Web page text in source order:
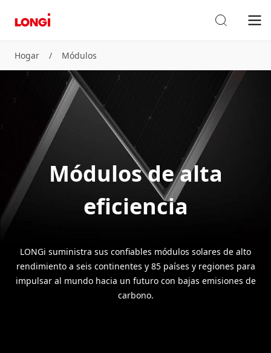
Hogar / Módulos
Módulos de alta
eficiencia
LONGi suministra sus confiables módulos solares de alto
rendimiento a seis continentes y 85 países y regiones para
impulsar al mundo hacia un futuro con bajas emisiones de
carbono.